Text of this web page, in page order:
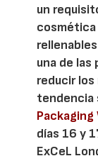
un
cosmética
una de
reducir
tendencia
Packaging
días 16 y
ExCeL